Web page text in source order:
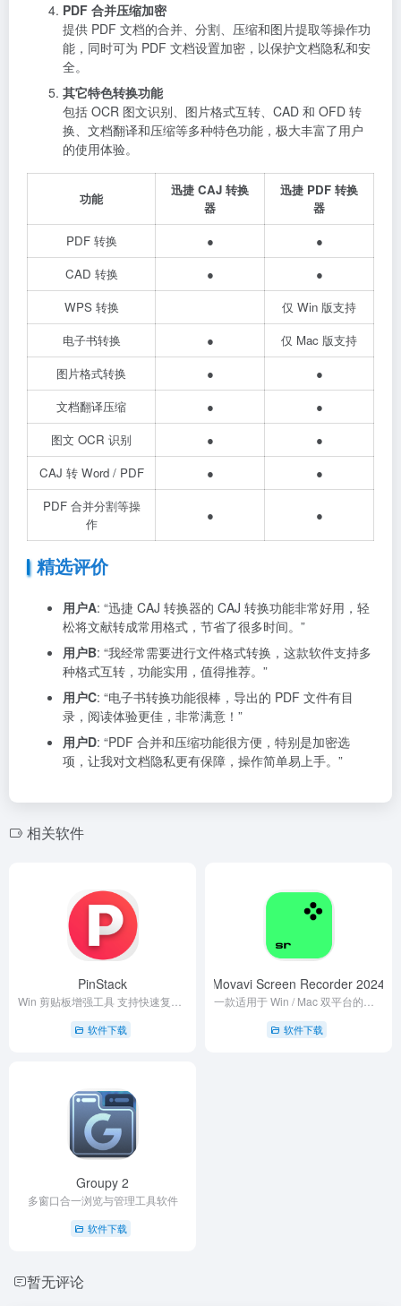
PDF 合并压缩加密
提供 PDF 文档的合并、分割、压缩和图片提取等操作功
能，同时可为 PDF 文档设置加密，以保护文档隐私和安
全。
其它特色转换功能
包括 OCR 图文识别、图片格式互转、CAD 和 OFD 转
换、文档翻译和压缩等多种特色功能，极大丰富了用户
的使用体验。
功能
迅捷 CAJ 转换
器
迅捷 PDF 转换
器
PDF 转换
●
●
CAD 转换
●
●
WPS 转换
仅 Win 版支持
电子书转换
●
仅 Mac 版支持
图片格式转换
●
●
文档翻译压缩
●
●
图文 OCR 识别
●
●
CAJ 转 Word / PDF
●
●
PDF 合并分割等操
作
● ●
精选评价
用户A: “迅捷 CAJ 转换器的 CAJ 转换功能非常好用，轻
松将文献转成常用格式，节省了很多时间。”
用户B: “我经常需要进行文件格式转换，这款软件支持多
种格式互转，功能实用，值得推荐。”
用户C: “电子书转换功能很棒，导出的 PDF 文件有目
录，阅读体验更佳，非常满意！”
用户D: “PDF 合并和压缩功能很方便，特别是加密选
项，让我对文档隐私更有保障，操作简单易上手。”
相关软件
PinStack
软件下载
Movavi Screen Recorder 2024
软件下载
Groupy 2
多窗口合一浏览与管理工具软件
软件下载
暂无评论